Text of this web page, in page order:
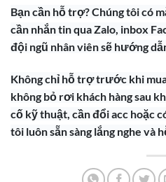
Bạn cần hỗ trợ? Chúng tôi có
cần nhắn tin qua Zalo, inbox
đội ngũ nhân viên sẽ hướng
Không chỉ hỗ trợ trước khi
không bỏ rơi khách hàng sau
cố kỹ thuật, cần đổi acc hoặc
tôi luôn sẵn sàng lắng nghe và